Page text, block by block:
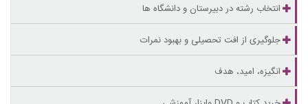
انتخاب رشته در دبیرستان و دانشگاه ها
جلوگیری از افت تحصیلی و بهبود نمرات
انگیزه، امید، هدف